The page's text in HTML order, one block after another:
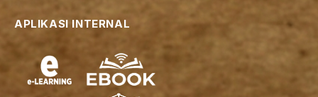
APLIKASI INTERNAL